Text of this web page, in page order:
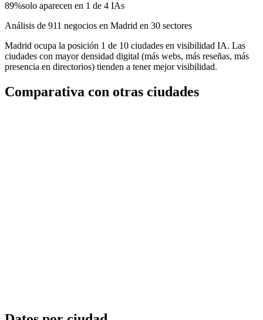
89%solo aparecen en 1 de 4 IAs
Análisis de 911 negocios en Madrid en 30 sectores
Madrid ocupa la posición 1 de 10 ciudades en visibilidad IA. Las
ciudades con mayor densidad digital (más webs, más reseñas, más
presencia en directorios) tienden a tener mejor visibilidad.
Comparativa con otras ciudades